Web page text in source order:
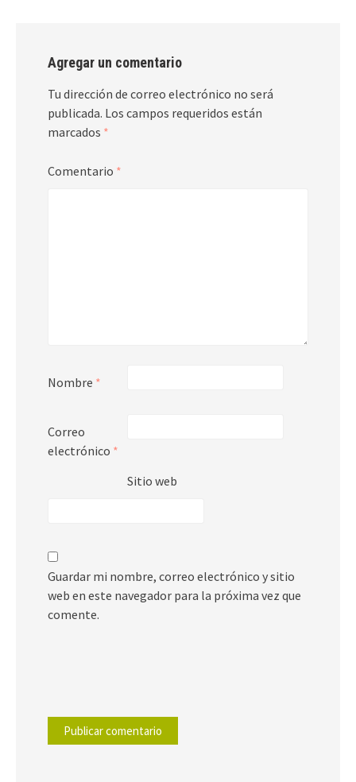
Agregar un comentario
Tu dirección de correo electrónico no será
publicada. Los campos requeridos están
marcados *
Comentario *
Nombre *
Correo
electrónico *
Sitio web
Guardar mi nombre, correo electrónico y sitio
web en este navegador para la próxima vez que
comente.